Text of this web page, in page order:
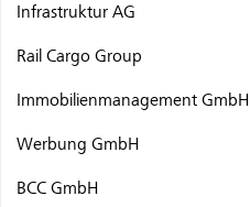
Infrastruktur AG
Rail Cargo Group
Immobilienmanagement GmbH
Werbung GmbH
BCC GmbH